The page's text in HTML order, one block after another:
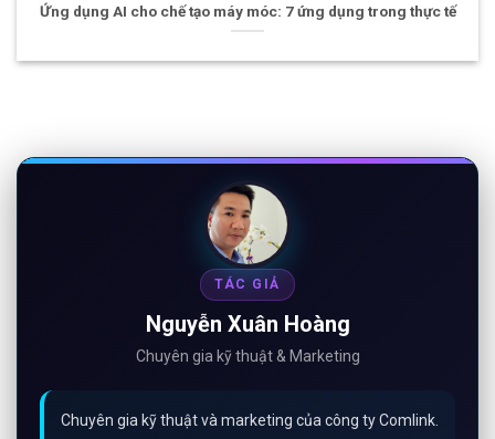
móc: 7 ứng dụng trong thực tế Hội thảo AInsight
TÁC GIẢ
Nguyễn Xuân Hoàng
Chuyên gia kỹ thuật & Marketing
Chuyên gia kỹ thuật và marketing của công ty Comlink.